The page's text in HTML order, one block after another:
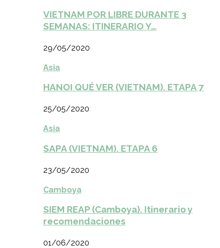
VIETNAM POR LIBRE DURANTE 3
SEMANAS: ITINERARIO Y…
29/05/2020
Asia
HANOI QUÉ VER (VIETNAM). ETAPA 7
25/05/2020
Asia
SAPA (VIETNAM). ETAPA 6
23/05/2020
Camboya
SIEM REAP (Camboya). Itinerario y
recomendaciones
01/06/2020